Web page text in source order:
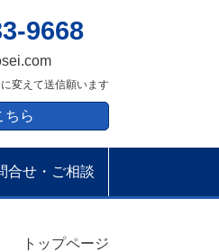
9668
変えて送信願います
ちら
合せ・ご相談
トップページ